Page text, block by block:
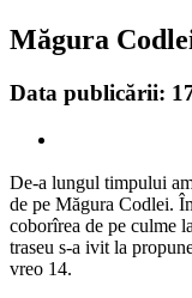
Măgura
Data publicării:
De-a lungul timpului
de pe Măgura Codlei.
coborîrea de pe culme
traseu s-a ivit la
vreo 14.